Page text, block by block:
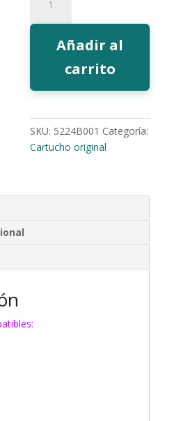
Canon
PG540
cantidad
Añadir al
carrito
SKU: 5224B001 Categoría:
Cartucho original